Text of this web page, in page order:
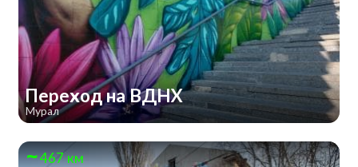
Переход на ВДНХ
Мурал
467 км